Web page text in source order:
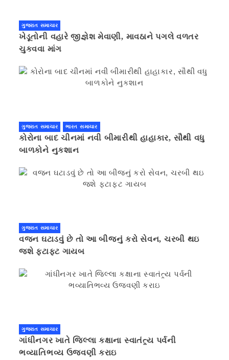
ગુજરાત સમાચાર
ખેડૂતોની વહારે જીજ્ઞેશ મેવાણી, માવઠાને પગલે વળતર
ચુકવવા માંગ
ગુજરાત સમાચાર ભારત સમાચાર
કોરોના બાદ ચીનમાં નવી બીમારીથી હાહાકાર, સૌથી વધુ
બાળકોને નુકશાન
ગુજરાત સમાચાર
વજન ઘટાડવું છે તો આ બીજનું કરો સેવન, ચરબી થઇ
જશે ફટાફટ ગાયબ
ગુજરાત સમાચાર
ગાંધીનગર ખાતે જિલ્લા કક્ષાના સ્વાતંત્ર્ય પર્વની
ભવ્યાતિભવ્ય ઉજવણી કરાઇ